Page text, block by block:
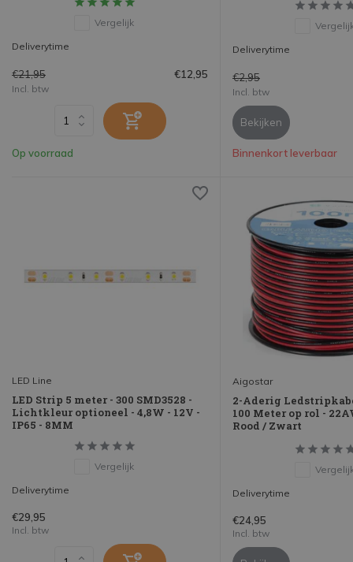
Vergelijk
Deliverytime
€21,95 €12,95
Incl. btw
Op voorraad
Deliverytime
€2,95
Incl. btw
Bekijken
Binnenkort leverbaar
LED Line
LED Strip 5 meter - 300 SMD3528 -
Lichtkleur optioneel - 4,8W - 12V -
IP65 - 8MM
Vergelijk
Deliverytime
€29,95
Incl. btw
Aigostar
2-Aderig
100 Meter op rol -
Rood / Zwart
Deliverytime
€24,95
Incl. btw